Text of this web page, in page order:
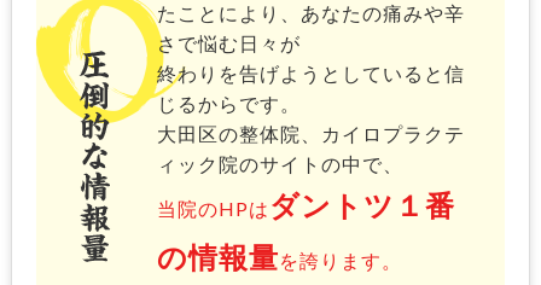
たことにより、あなたの痛みや辛
さで悩む日々が
終わりを告げようとしていると信
じるからです。
大田区の整体院、カイロプラクテ
ィック院のサイトの中で、
当院のHPは ダントツ１番
の情報量を誇ります。